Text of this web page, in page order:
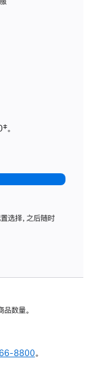
脚
‡。
选择，之后随时
数量。
8800。